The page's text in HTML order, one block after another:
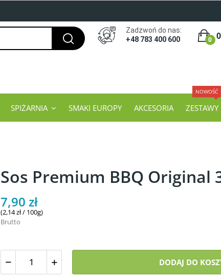
Zadzwoń do nas:
+48 783 400 600
0
SPIŻARNIA SMAKI EUROPY AKCESORIA ZESTAWY
NOWOŚĆ
Sos Premium BBQ Original
7,90 zł
(2,14 zł / 100g)
Brutto
DODAJ DO